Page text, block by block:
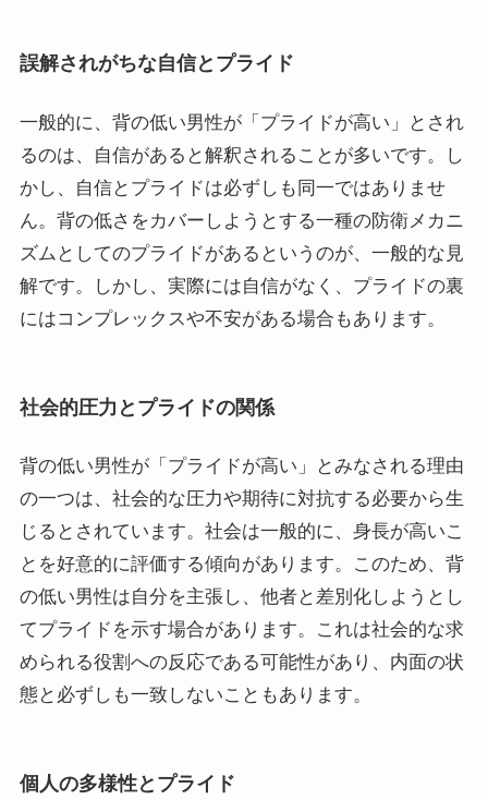
誤解されがちな自信とプライド
一般的に、背の低い男性が「プライドが高い」とされ
るのは、自信があると解釈されることが多いです。し
かし、自信とプライドは必ずしも同一ではありませ
ん。背の低さをカバーしようとする一種の防衛メカニ
ズムとしてのプライドがあるというのが、一般的な見
解です。しかし、実際には自信がなく、プライドの裏
にはコンプレックスや不安がある場合もあります。
社会的圧力とプライドの関係
背の低い男性が「プライドが高い」とみなされる理由
の一つは、社会的な圧力や期待に対抗する必要から生
じるとされています。社会は一般的に、身長が高いこ
とを好意的に評価する傾向があります。このため、背
の低い男性は自分を主張し、他者と差別化しようとし
てプライドを示す場合があります。これは社会的な求
められる役割への反応である可能性があり、内面の状
態と必ずしも一致しないこともあります。
個人の多様性とプライド